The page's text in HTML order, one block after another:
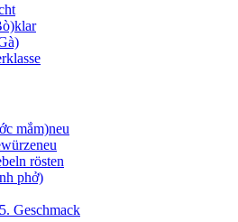
klar
mắm)neu
neu
rösten
phở)
Geschmack